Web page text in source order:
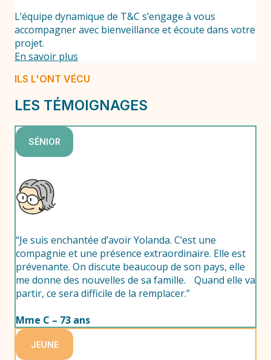
L’équipe dynamique de T&C s’engage à vous
accompagner avec bienveillance et écoute dans votre
projet.
En savoir plus
ILS L'ONT VÉCU
LES TÉMOIGNAGES
SÉNIOR
“Je suis enchantée d’avoir Yolanda. C’est une
compagnie et une présence extraordinaire. Elle est
prévenante. On discute beaucoup de son pays, elle
me donne des nouvelles de sa famille. Quand elle va
partir, ce sera difficile de la remplacer.”
Mme C – 73 ans
JEUNE